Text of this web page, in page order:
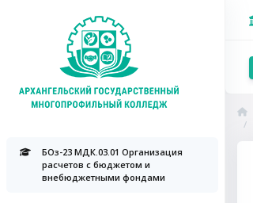
БОз-23 МДК.03.01 Организация
расчетов с бюджетом и
внебюджетными фондами